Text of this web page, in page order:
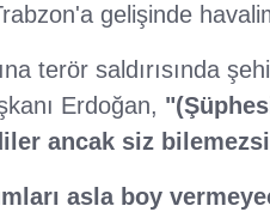
gelişinde
terör saldırısında
Erdoğan,
ancak siz
asla boy